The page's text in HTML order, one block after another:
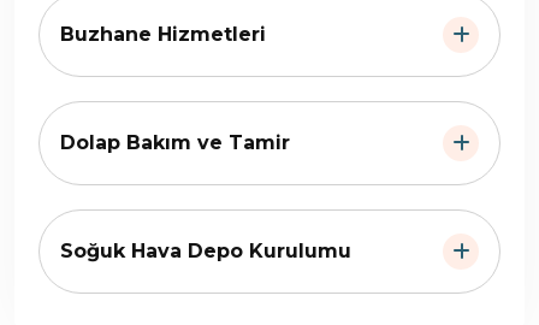
Buzhane Hizmetleri
Dolap Bakım ve Tamir
Soğuk Hava Depo Kurulumu